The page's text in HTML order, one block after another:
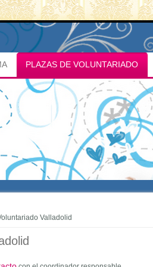
PLAZAS DE VOLUNTARIADO
Valladolid